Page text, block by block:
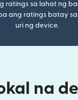
ratings sa lahat ng
ang ratings batay
uri ng device.
na